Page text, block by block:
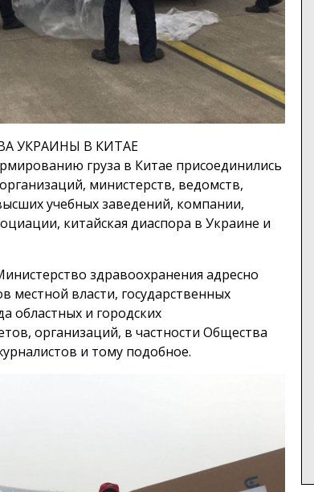
УКРАИНЫ В КИТАЕ
груза в Китае присоединились
министерств, ведомств,
учебных заведений, компании,
китайская диаспора в Украине и
здравоохранения адресно
местной власти, государственных
областных и городских
организаций, в частности Общества
и тому подобное.